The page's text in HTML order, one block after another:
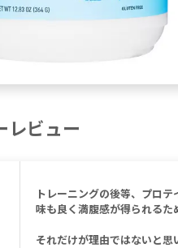
レビュー
トレーニングの後等、プロ
味も良く満腹感が得られるた
それだけが理由ではないと